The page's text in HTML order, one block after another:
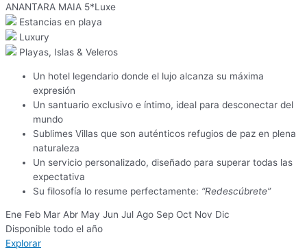
ANANTARA MAIA 5*Luxe
Estancias en playa
Luxury
Playas, Islas & Veleros
Un hotel legendario donde el lujo alcanza su máxima
expresión
Un santuario exclusivo e íntimo, ideal para desconectar del
mundo
Sublimes Villas que son auténticos refugios de paz en plena
naturaleza
Un servicio personalizado, diseñado para superar todas las
expectativa
Su filosofía lo resume perfectamente: “Redescúbrete”
Ene Feb Mar Abr May Jun Jul Ago Sep Oct Nov Dic
Disponible todo el año
Explorar